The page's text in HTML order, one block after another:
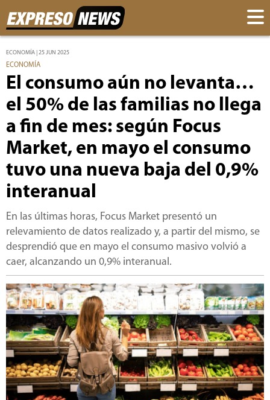
ECONOMÍA | 25 JUN 2025
ECONOMÍA
El consumo aún no levanta…
el 50% de las familias no llega
a fin de mes: según Focus
Market, en mayo el consumo
tuvo una nueva baja del 0,9%
interanual
En las últimas horas, Focus Market presentó un
relevamiento de datos realizado y, a partir del mismo, se
desprendió que en mayo el consumo masivo volvió a
caer, alcanzando un 0,9% interanual.